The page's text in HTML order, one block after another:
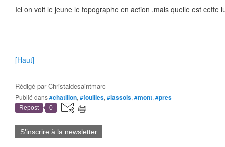
Ici on voit le jeune le topographe en action ,mais quelle est cette
[Haut]
Rédigé parChristaldesaintmarc
Publié dans#chatillon, #fouilles, #lassois, #mont, #pres
Repost 0
S'inscrire à la newsletter